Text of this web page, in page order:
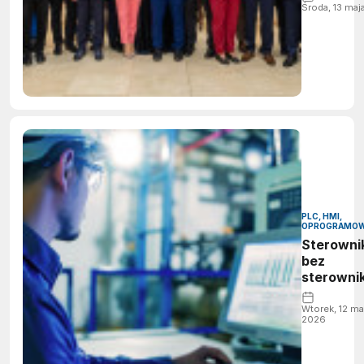
tysiącem
Środa, 13
PLC, HMI,
bez
Wtorek, 12
2026